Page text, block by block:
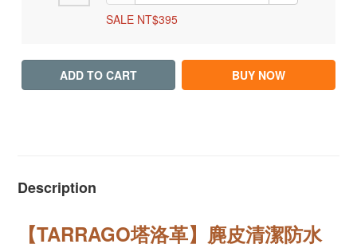
SALE NT$395
ADD TO CART BUY NOW
Description
【TARRAGO塔洛革】麂皮清潔防水